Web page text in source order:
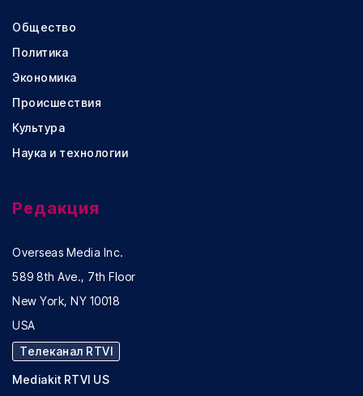
Общество
Политика
Экономика
Происшествия
Культура
Наука и технологии
Редакция
Overseas Media Inc.
589 8th Ave., 7th Floor
New York, NY 10018
USA
Телеканал RTVI
Mediakit RTVI US